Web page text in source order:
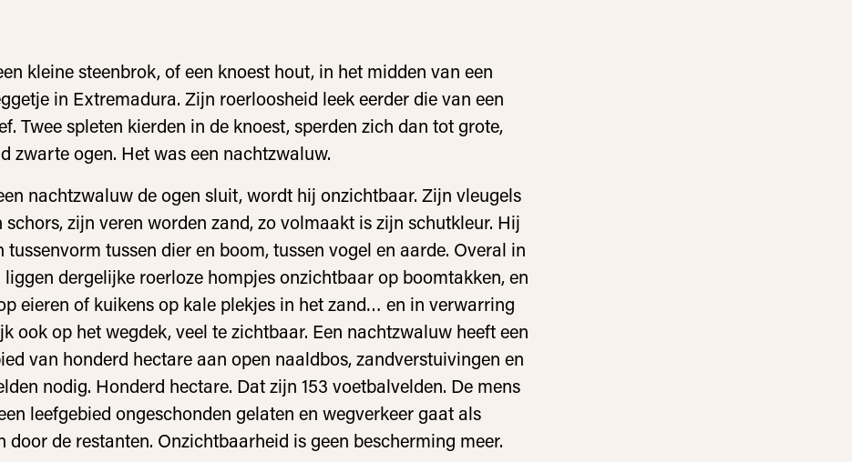
kleine steenbrok, of een knoest hout, in het midden van een
in Extremadura. Zijn roerloosheid leek eerder die van een
Twee spleten kierden in de knoest, sperden zich dan tot grote,
zwarte ogen. Het was een nachtzwaluw.
nachtzwaluw de ogen sluit, wordt hij onzichtbaar. Zijn vleugels
schors, zijn veren worden zand, zo volmaakt is zijn schutkleur. Hij
tussenvorm tussen dier en boom, tussen vogel en aarde. Overal in
liggen dergelijke roerloze hompjes onzichtbaar op boomtakken, en
eieren of kuikens op kale plekjes in het zand… en in verwarring
ook op het wegdek, veel te zichtbaar. Een nachtzwaluw heeft een
van honderd hectare aan open naaldbos, zandverstuivingen en
nodig. Honderd hectare. Dat zijn 153 voetbalvelden. De mens
leefgebied ongeschonden gelaten en wegverkeer gaat als
door de restanten. Onzichtbaarheid is geen bescherming meer.